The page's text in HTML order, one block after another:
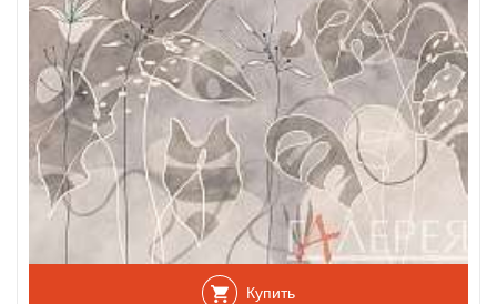
Купить